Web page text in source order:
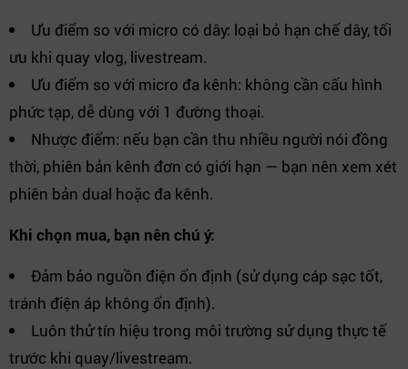
Ưu điểm so với micro có dây: loại bỏ hạn chế dây, tối
ưu khi quay vlog, livestream.
Ưu điểm so với micro đa kênh: không cần cấu hình
phức tạp, dễ dùng với 1 đường thoại.
Nhược điểm: nếu bạn cần thu nhiều người nói đồng
thời, phiên bản kênh đơn có giới hạn — bạn nên xem xét
phiên bản dual hoặc đa kênh.
Khi chọn mua, bạn nên chú ý:
Đảm bảo nguồn điện ổn định (sử dụng cáp sạc tốt,
tránh điện áp không ổn định).
Luôn thử tín hiệu trong môi trường sử dụng thực tế
trước khi quay/livestream.